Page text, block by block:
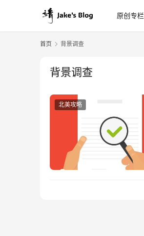
原创专栏
首页 背景调查
背景调查
北美攻略